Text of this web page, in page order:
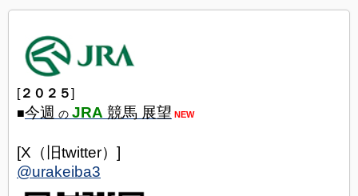
[２０２５]
■今週 の JRA 競馬 展望 NEW
[X（旧twitter）]
@urakeiba3